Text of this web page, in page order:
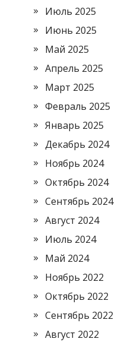
Июль 2025
Июнь 2025
Май 2025
Апрель 2025
Март 2025
Февраль 2025
Январь 2025
Декабрь 2024
Ноябрь 2024
Октябрь 2024
Сентябрь 2024
Август 2024
Июль 2024
Май 2024
Ноябрь 2022
Октябрь 2022
Сентябрь 2022
Август 2022